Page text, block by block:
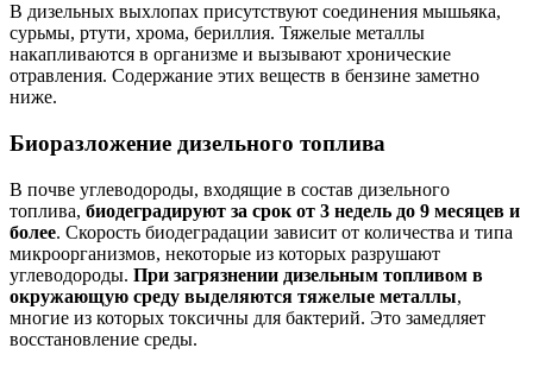
В дизельных выхлопах присутствуют соединения мышьяка,
сурьмы, ртути, хрома, бериллия. Тяжелые металлы
накапливаются в организме и вызывают хронические
отравления. Содержание этих веществ в бензине заметно
ниже.
Биоразложение дизельного топлива
В почве углеводороды, входящие в состав дизельного
топлива, биодеградируют за срок от 3 недель до 9 месяцев и
более. Скорость биодеградации зависит от количества и типа
микроорганизмов, некоторые из которых разрушают
углеводороды. При загрязнении дизельным топливом в
окружающую среду выделяются тяжелые металлы,
многие из которых токсичны для бактерий. Это замедляет
восстановление среды.